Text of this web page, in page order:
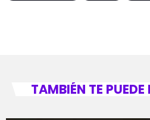
TAMBIÉN TE PUEDE